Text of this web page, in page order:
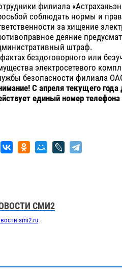
филиала
соблюдать нормы и
за хищение
деяние
штраф.
бездоговорного или
электросетевого
безопасности филиала
С апреля текущего
единый номер
СМИ2
smi2.ru